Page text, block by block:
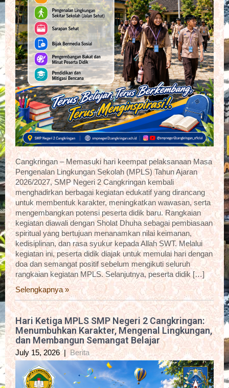
Cangkringan – Memasuki hari keempat pelaksanaan Masa
Pengenalan Lingkungan Sekolah (MPLS) Tahun Ajaran
2026/2027, SMP Negeri 2 Cangkringan kembali
menghadirkan berbagai kegiatan edukatif yang dirancang
untuk membentuk karakter, meningkatkan wawasan, serta
mengembangkan potensi peserta didik baru. Rangkaian
kegiatan diawali dengan Sholat Dhuha sebagai pembiasaan
spiritual yang bertujuan menanamkan nilai keimanan,
kedisiplinan, dan rasa syukur kepada Allah SWT. Melalui
kegiatan ini, peserta didik diajak untuk memulai hari dengan
doa dan semangat positif sebelum mengikuti seluruh
rangkaian kegiatan MPLS. Selanjutnya, peserta didik […]
Selengkapnya »
Hari Ketiga MPLS SMP Negeri 2 Cangkringan:
Menumbuhkan Karakter, Mengenal Lingkungan,
dan Membangun Semangat Belajar
July 15, 2026 |Berita